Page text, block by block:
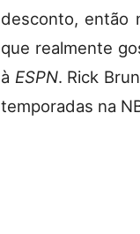
desconto, então
que realmente
à ESPN. Rick
temporadas na